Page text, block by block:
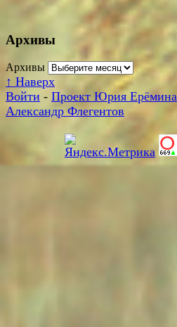
Архивы
Архивы
↑ Наверх
Войти - Проект Юрия Ерёмина
Александр Флегентов